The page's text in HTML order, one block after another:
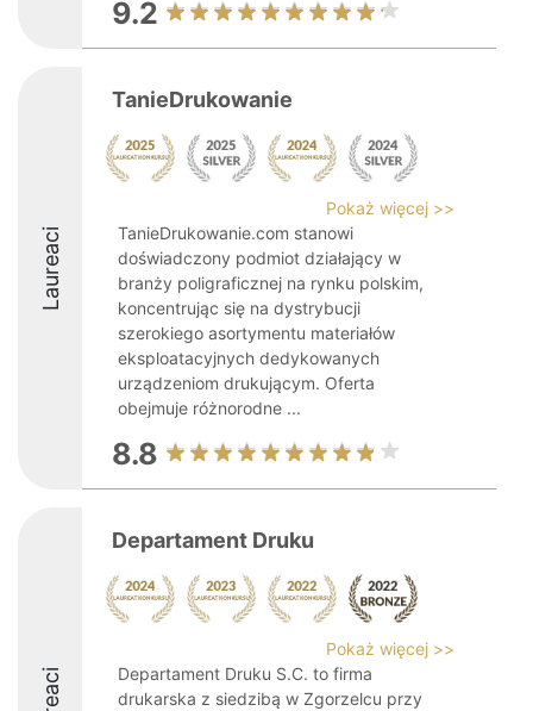
9.2
Laureaci
TanieDrukowanie
Pokaż więcej >>
TanieDrukowanie.com stanowi
doświadczony podmiot działający w
branży poligraficznej na rynku polskim,
koncentrując się na dystrybucji
szerokiego asortymentu materiałów
eksploatacyjnych dedykowanych
urządzeniom drukującym. Oferta
obejmuje różnorodne ...
8.8
Departament Druku
Pokaż więcej >>
Departament Druku S.C. to firma
drukarska z siedzibą w Zgorzelcu przy